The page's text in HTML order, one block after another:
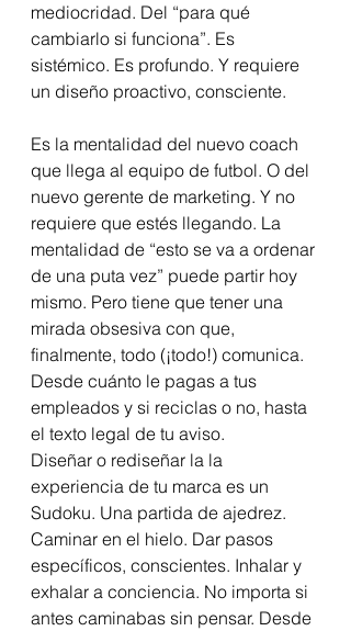
mediocridad. Del “para qué
cambiarlo si funciona”. Es
sistémico. Es profundo. Y requiere
un diseño proactivo, consciente.
Es la mentalidad del nuevo coach
que llega al equipo de futbol. O del
nuevo gerente de marketing. Y no
requiere que estés llegando. La
mentalidad de “esto se va a ordenar
de una puta vez” puede partir hoy
mismo. Pero tiene que tener una
mirada obsesiva con que,
finalmente, todo (¡todo!) comunica.
Desde cuánto le pagas a tus
empleados y si reciclas o no, hasta
el texto legal de tu aviso.
Diseñar o rediseñar la la
experiencia de tu marca es un
Sudoku. Una partida de ajedrez.
Caminar en el hielo. Dar pasos
específicos, conscientes. Inhalar y
exhalar a conciencia. No importa si
antes caminabas sin pensar. Desde